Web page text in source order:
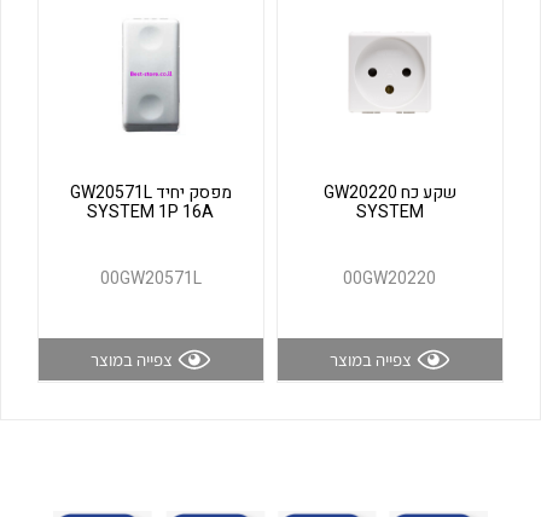
לכל מוצרי היצרן לכל מוצרי היצרן
שקע כח GW20220
SYSTEM
00GW20220
צפייה במוצר
מפסק יחיד GW20571L
SYSTEM 1P 16A
00GW20571L
צפייה במוצר